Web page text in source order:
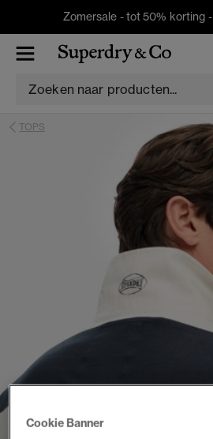
Zomersale - tot 50% korting -
TOPS
Cookie Banner